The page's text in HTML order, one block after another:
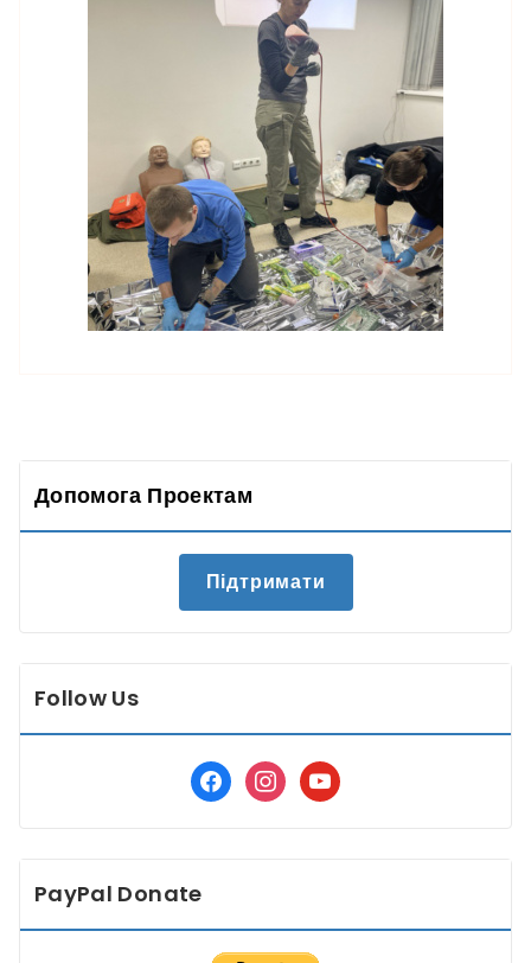
Допомога Проектам
Підтримати
Follow Us
facebookinstagram
youtube
PayPal Donate